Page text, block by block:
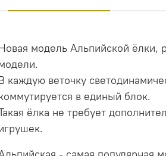
модель Альпийской ёлки,
каждую веточку
в единый блок.
ёлка не требует